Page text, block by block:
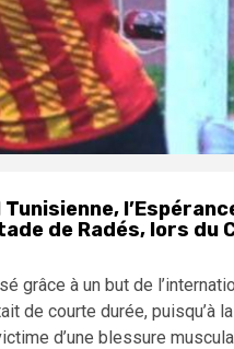
de Radés, lors du
grâce à un but de
de courte durée, puisqu’à
d’une blessure